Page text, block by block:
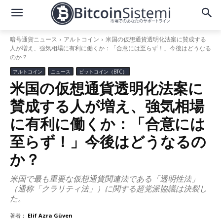
暗号通貨ニュース アルトコイン
米国の仮想通貨透明化法案に賛成する
人が増え、強気相場に有利に働くか：「合意には至らず！」今後はどうなる
のか？
アルトコイン ニュース ビットコイン（BTC）
米国の仮想通貨透明化法案に
賛成する人が増え、強気相場
に有利に働くか：「合意には
至らず！」今後はどうなるの
か？
米国で最も重要な仮想通貨関連法である「透明性法」
（通称「クラリティ法」）に関する超党派協議は決裂し
た。
著者： Elif Azra Güven